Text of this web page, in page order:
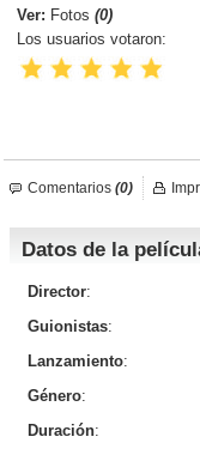
Ver: Fotos (0)
Los usuarios votaron:
Comentarios (0)
Datos de la
Director:
Guionistas:
Lanzamiento:
Género:
Duración: